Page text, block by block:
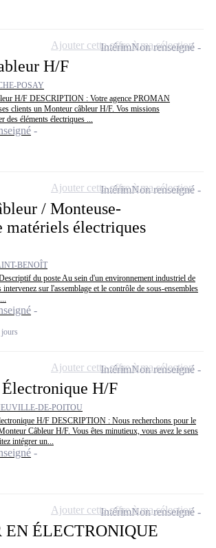
H/F
POSAY
H/F DESCRIPTION : Votre agence PROMAN
clients un Monteur câbleur H/F. Vos missions
des éléments électriques ...
IntérimNon renseigné
Ajouter cette offre à ma sélection
/ Monteuse-
matériels électriques
BENOÎT
du poste Au sein d'un environnement industriel de
sur l'assemblage et le contrôle de sous-ensembles
IntérimNon renseigné
Ajouter cette offre à ma sélection
H/F
DE-POITOU
H/F DESCRIPTION : Nous recherchons pour le
Câbleur H/F. Vous êtes minutieux, vous avez le sens
intégrer un...
IntérimNon renseigné
Ajouter cette offre à ma sélection
EN ÉLECTRONIQUE
IntérimNon renseigné
Ajouter cette offre à ma sélection